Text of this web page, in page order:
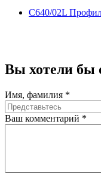
C640/02L
Вы хотели бы
Имя, фамилия *
Ваш комментарий *